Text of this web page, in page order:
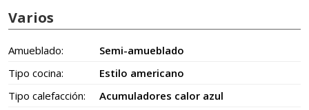
Varios
Amueblado:
Semi-amueblado
Tipo cocina:
Estilo americano
Tipo calefacción:
Acumuladores calor azul